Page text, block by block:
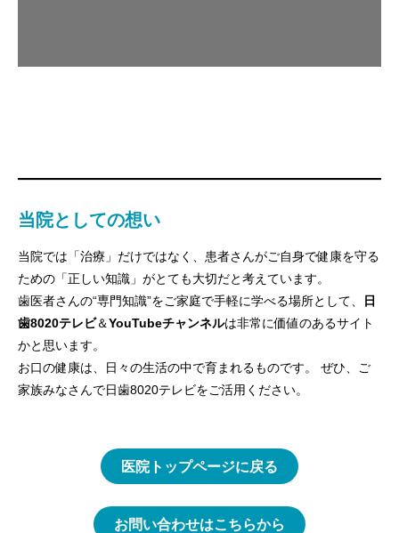
当院としての想い
当院では「治療」だけではなく、患者さんがご自身で健康を守る
ための「正しい知識」がとても大切だと考えています。
歯医者さんの“専門知識”をご家庭で手軽に学べる場所として、
日
歯8020テレビ＆YouTubeチャンネルは非常に価値のあるサイト
かと思います。
お口の健康は、日々の生活の中で育まれるものです。 ぜひ、ご
家族みなさんで日歯8020テレビをご活用ください。
医院トップページに戻る
お問い合わせはこちらから